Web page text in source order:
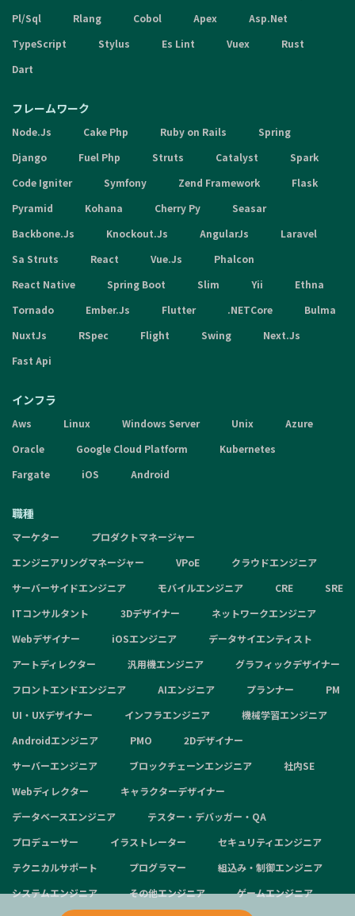
Pl/Sql
Rlang Cobol Apex
Asp.Net
TypeScript
Stylus Es Lint Vuex
Rust
Dart
フレームワーク
Node.Js Cake Php Ruby on Rails
Spring
Django
Fuel Php Struts Catalyst
Spark
Code Igniter
Symfony Zend Framework
Flask
Pyramid
Kohana Cherry Py
Seasar
Backbone.Js
Knockout.Js AngularJs
Laravel
Sa Struts
React Vue.Js
Phalcon
React Native
Spring Boot Slim Yii
Ethna
Tornado
Ember.Js Flutter .NETCore
Bulma
NuxtJs
RSpec Flight Swing
Next.Js
Fast Api
インフラ
Aws Linux Windows Server Unix
Azure
Oracle
Google Cloud Platform
Kubernetes
Fargate
iOS Android
職種
マーケター
プロダクトマネージャー
エンジニアリングマネージャー
VPoE
クラウドエンジニア
サーバーサイドエンジニア
モバイルエンジニア CRE
SRE
ITコンサルタント
3Dデザイナー
ネットワークエンジニア
Webデザイナー
iOSエンジニア
データサイエンティスト
アートディレクター
汎用機エンジニア
グラフィックデザイナー
フロントエンドエンジニア
AIエンジニア プランナー
PM
UI・UXデザイナー
インフラエンジニア
機械学習エンジニア
Androidエンジニア
PMO
2Dデザイナー
サーバーエンジニア
ブロックチェーンエンジニア
社内SE
Webディレクター
キャラクターデザイナー
データベースエンジニア
テスター・デバッガー・QA
プロデューサー
イラストレーター
セキュリティエンジニア
テクニカルサポート
プログラマー
組込み・制御エンジニア
システムエンジニア
その他エンジニア ゲームエンジニア